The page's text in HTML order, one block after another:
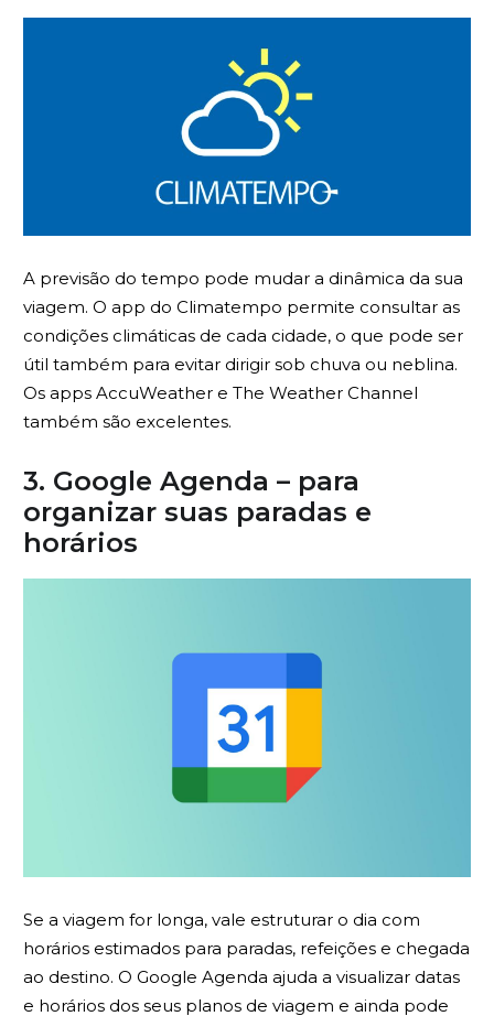
A previsão do tempo pode mudar a dinâmica da sua
viagem. O app do Climatempo permite consultar as
condições climáticas de cada cidade, o que pode ser
útil também para evitar dirigir sob chuva ou neblina.
Os apps AccuWeather e The Weather Channel
também são excelentes.
3. Google Agenda – para
organizar suas paradas e
horários
Se a viagem for longa, vale estruturar o dia com
horários estimados para paradas, refeições e chegada
ao destino. O Google Agenda ajuda a visualizar datas
e horários dos seus planos de viagem e ainda pode